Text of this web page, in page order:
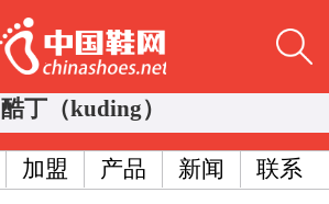
酷丁（kuding）
加盟 产品 新闻 联系